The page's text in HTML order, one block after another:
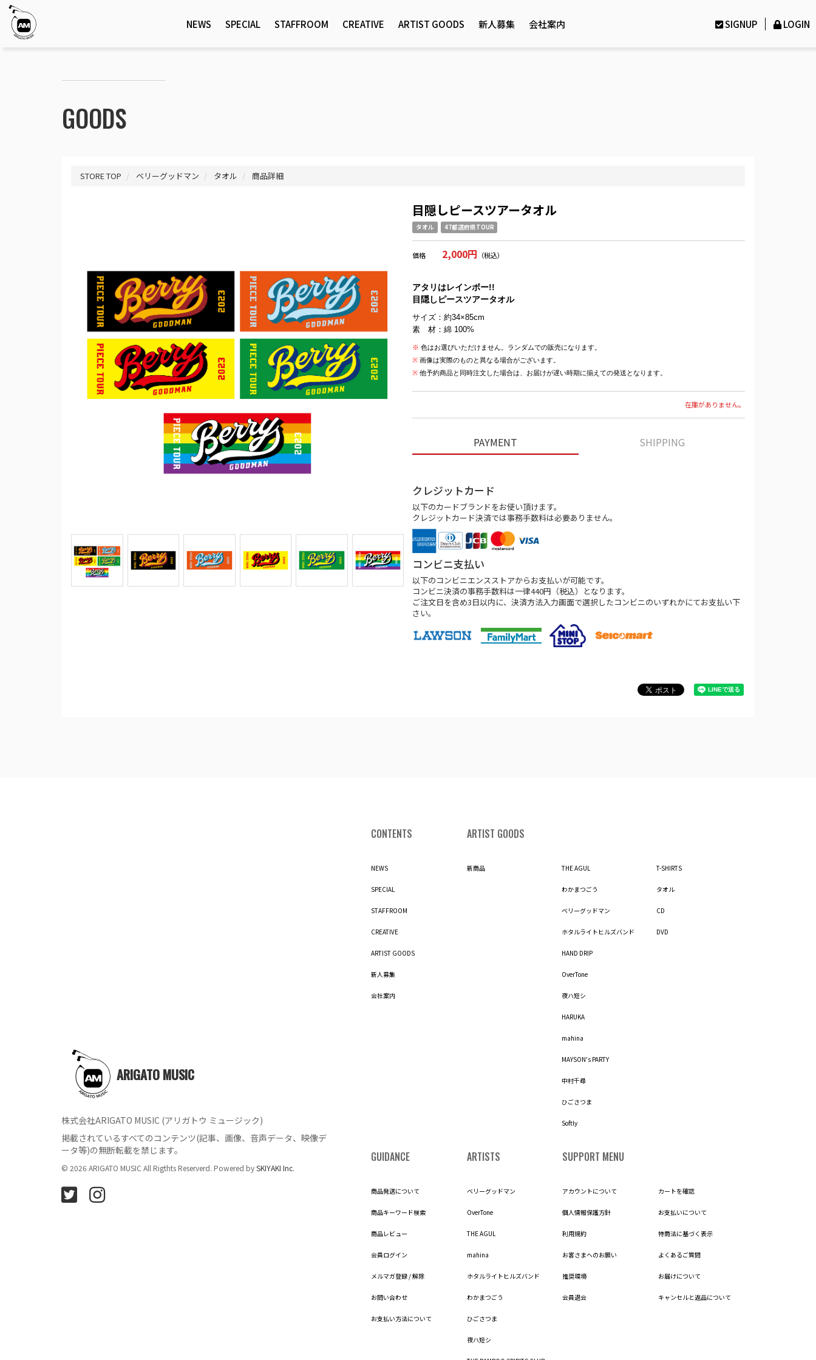
NEWS SPECIAL STAFFROOM CREATIVE ARTIST GOODS 新人募集 会社案内 SIGNUP LOGIN
GOODS
STORE TOP ベリーグッドマン タオル 商品詳細
目隠しピースツアータオル
タオル 47都道府県TOUR
価格 2,000円 （税込）
アタリはレインボー!!
目隠しピースツアータオル
サイズ：約34×85cm
素 材：綿 100%
※ 色はお選びいただけません。ランダムでの販売になります。
※ 画像は実際のものと異なる場合がございます。
※ 他予約商品と同時注文した場合は、お届けが遅い時期に揃えての発送となります。
在庫がありません。
PAYMENT SHIPPING
クレジットカード
以下のカードブランドをお使い頂けます。
クレジットカード決済では事務手数料は必要ありません。
コンビニ支払い
以下のコンビニエンスストアからお支払いが可能です。
コンビニ決済の事務手数料は一律440円（税込）となります。
ご注文日を含め3日以内に、決済方法入力画面で選択したコンビニのいずれかにてお支払い下
さい。
ARIGATO MUSIC
株式会社ARIGATO MUSIC (アリガトウ ミュージック)
掲載されているすべてのコンテンツ(記事、画像、音声データ、映像デ
ータ等)の無断転載を禁じます。
© 2026 ARIGATO MUSIC All Rigthts Reserverd. Powered bySKIYAKI Inc.
CONTENTS
NEWS
SPECIAL
STAFFROOM
CREATIVE
ARTIST GOODS
新人募集
会社案内
ARTIST GOODS
新商品 THE AGUL
わかまつごう
ベリーグッドマン
ホタルライトヒルズバンド
HAND DRIP
OverTone
夜ハ短シ
HARUKA
mahina
MAYSON's PARTY
中村千尋
ひごさつま
Softly
T-SHIRTS
タオル
CD
DVD
GUIDANCE
商品発送について
商品キーワード検索
商品レビュー
会員ログイン
メルマガ登録 / 解除
お問い合わせ
お支払い方法について
ARTISTS
ベリーグッドマン
OverTone
THE AGUL
mahina
ホタルライトヒルズバンド
わかまつごう
ひごさつま
夜ハ短シ
SUPPORT MENU
アカウントについて
個人情報保護方針
利用規約
お客さまへのお願い
推奨環境
会員退会
カートを確認
お支払いについて
特商法に基づく表示
よくあるご質問
お届けについて
キャンセルと返品について